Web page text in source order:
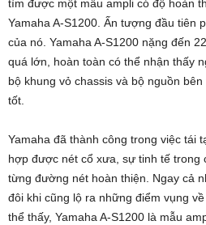
tìm được một mẫu ampli có độ hoàn
Yamaha A-S1200. Ấn tượng đầu tiên
của nó. Yamaha A-S1200 nặng đến
quá lớn, hoàn toàn có thể nhận thấy
bộ khung vỏ chassis và bộ nguồn
tốt.
Yamaha đã thành công trong việc tái
hợp được nét cổ xưa, sự tinh tế trong
từng đường nét hoàn thiện. Ngay cả
đôi khi cũng lộ ra những điểm vụng
thể thấy, Yamaha A-S1200 là mẫu